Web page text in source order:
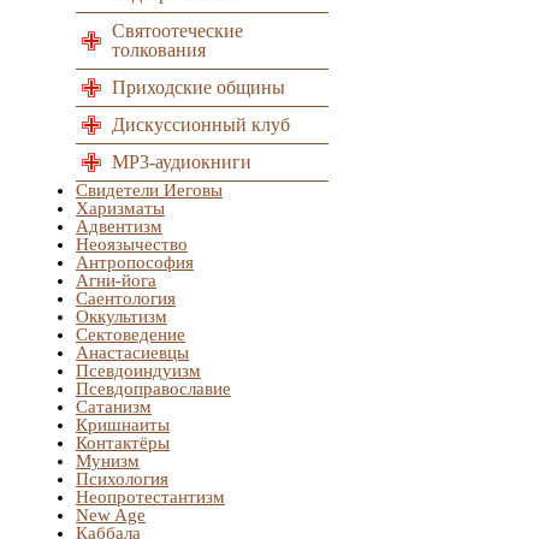
Святоотеческие
толкования
Приходские общины
Дискуссионный клуб
MP3-аудиокниги
Свидетели Иеговы
Харизматы
Адвентизм
Неоязычество
Антропософия
Агни-йога
Саентология
Оккультизм
Сектоведение
Анастасиевцы
Псевдоиндуизм
Псевдоправославие
Сатанизм
Кришнаиты
Контактёры
Мунизм
Психология
Неопротестантизм
New Age
Каббала